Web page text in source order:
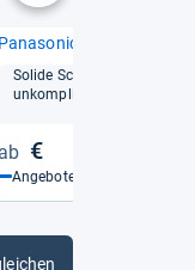
Pana­so­nic ER-​GB44
Solide Schnitt­leis­tung und
unkom­pli­zierte Hand­ha­bung
€
Angebote vergleichen